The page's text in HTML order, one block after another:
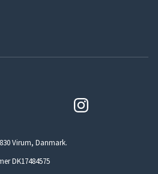
Virum, Danmark.
DK17484575